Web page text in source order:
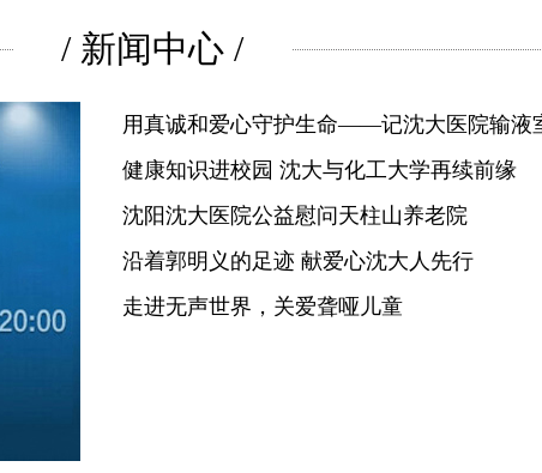
/ 新闻中心 /
用真诚和爱心守护生命——记沈大医院输液
健康知识进校园 沈大与化工大学再续前缘
沈阳沈大医院公益慰问天柱山养老院
沿着郭明义的足迹 献爱心沈大人先行
走进无声世界，关爱聋哑儿童